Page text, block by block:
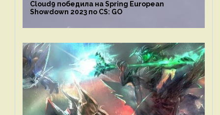
Cloud9 победила на Spring European
Showdown 2023 по CS: GO